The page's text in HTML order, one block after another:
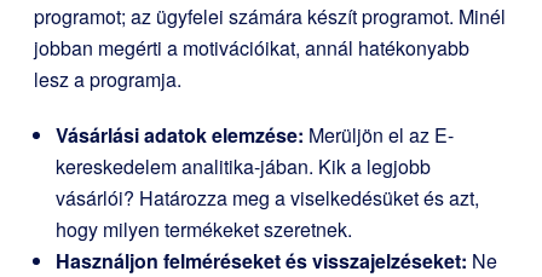
programot; az ügyfelei számára készít programot. Minél
jobban megérti a motivációikat, annál hatékonyabb
lesz a programja.
Vásárlási adatok elemzése: Merüljön el az E-
kereskedelem analitika-jában. Kik a legjobb
vásárlói? Határozza meg a viselkedésüket és azt,
hogy milyen termékeket szeretnek.
Használjon felméréseket és visszajelzéseket: Ne